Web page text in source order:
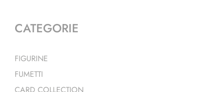
CATEGORIE
FIGURINE
FUMETTI
CARD COLLECTION